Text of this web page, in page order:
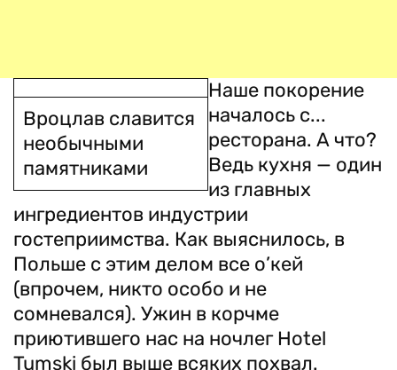
Вроцлав славится
необычными
памятниками
Наше покорение
началось с...
ресторана. А что?
Ведь кухня — один
из главных
ингредиентов индустрии
гостеприимства. Как выяснилось, в
Польше с этим делом все о’кей
(впрочем, никто особо и не
сомневался). Ужин в корчме
приютившего нас на ночлег Hotel
Tumski был выше всяких похвал.